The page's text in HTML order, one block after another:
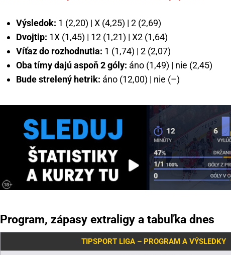
Výsledok: 1 (2,20) | X (4,25) | 2 (2,69)
Dvojtip: 1X (1,45) | 12 (1,21) | X2 (1,64)
Víťaz do rozhodnutia: 1 (1,74) | 2 (2,07)
Oba tímy dajú aspoň 2 góly: áno (1,49) | nie (2,45)
Bude strelený hetrik: áno (12,00) | nie (–)
Program, zápasy extraligy a tabuľka dnes
TIPSPORT LIGA – PROGRAM A VÝSLEDKY